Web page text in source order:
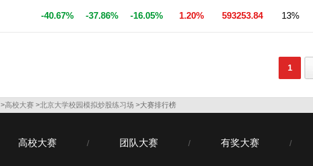
-40.67% -37.86% -16.05% 1.20% 593253.84 13%
1
>高校大赛 >北京大学校园模拟炒股练习场 >大赛排行榜
高校大赛 / 团队大赛 / 有奖大赛 /